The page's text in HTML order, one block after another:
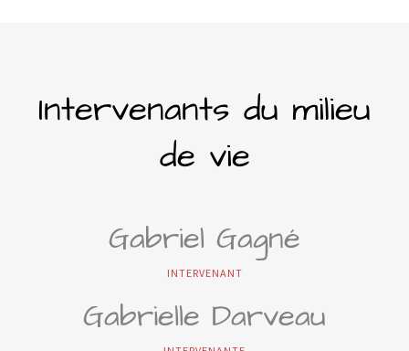
Intervenants du milieu
de vie
Gabriel Gagné
INTERVENANT
Gabrielle Darveau